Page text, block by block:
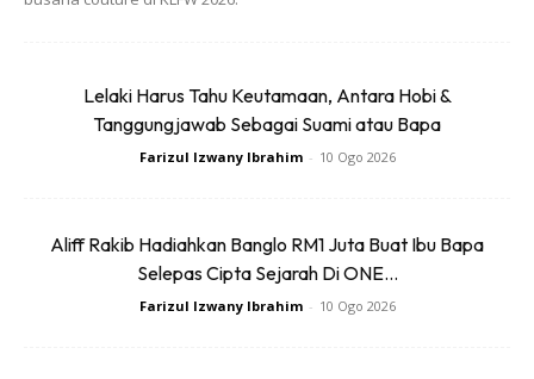
Sultanah Aminah, Johor Bahru pada 20 Ogos 1971.
Lelaki Harus Tahu Keutamaan, Antara Hobi &
Tanggungjawab Sebagai Suami atau Bapa
Farizul Izwany Ibrahim - 10 Ogo 2026
Aliff Rakib Hadiahkan Banglo RM1 Juta Buat Ibu Bapa
Selepas Cipta Sejarah Di ONE...
Farizul Izwany Ibrahim - 10 Ogo 2026